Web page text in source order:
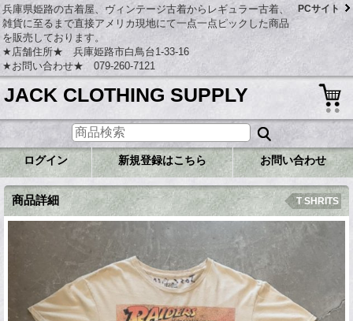
兵庫県姫路の古着屋、ヴィンテージ古着からレギュラー古着、
雑貨に至るまで直接アメリカ現地にて一点一点ピックした商品
を販売しております。
★店舗住所★ 兵庫姫路市白鳥台1-33-16
★お問い合わせ★ 079-260-7121
PCサイト
JACK CLOTHING SUPPLY
ログイン 新規登録はこちら お問い合わせ
商品詳細 T SHRITS